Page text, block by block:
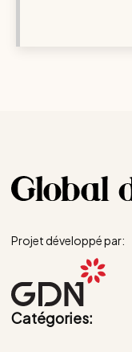
Projet développé par:
Catégories: